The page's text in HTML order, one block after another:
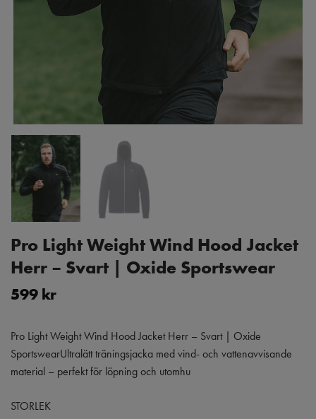
Pro Light Weight Wind Hood Jacket
Herr – Svart | Oxide Sportswear
599 kr
Pro Light Weight Wind Hood Jacket Herr – Svart | Oxide
SportswearUltralätt träningsjacka med vind- och vattenavvisande
material – perfekt för löpning och utomhu
STORLEK